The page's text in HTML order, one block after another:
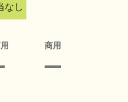
なし
商用